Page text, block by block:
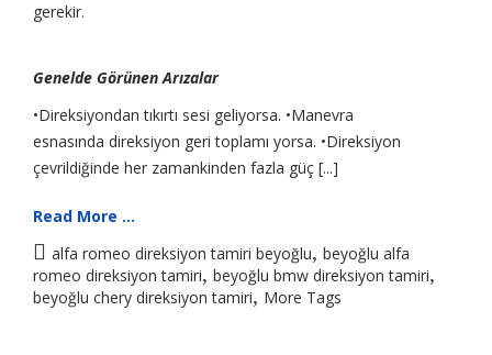
gerekir.
Genelde Görünen Arızalar
•Direksiyondan tıkırtı sesi geliyorsa. •Manevra
esnasında direksiyon geri toplamı yorsa. •Direksiyon
çevrildiğinde her zamankinden fazla güç [...]
Read More ...
alfa romeo direksiyon tamiri beyoğlu, beyoğlu alfa
romeo direksiyon tamiri, beyoğlu bmw direksiyon tamiri,
beyoğlu chery direksiyon tamiri, More Tags